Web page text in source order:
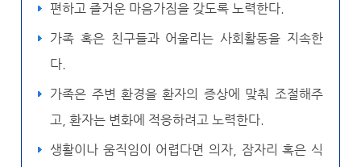
편하고 즐거운 마음가짐을 갖도록 노력한다.
가족 혹은 친구들과 어울리는 사회활동을 지속한
다.
가족은 주변 환경을 환자의 증상에 맞춰 조절해주
고, 환자는 변화에 적응하려고 노력한다.
생활이나 움직임이 어렵다면 의자, 잠자리 혹은 식